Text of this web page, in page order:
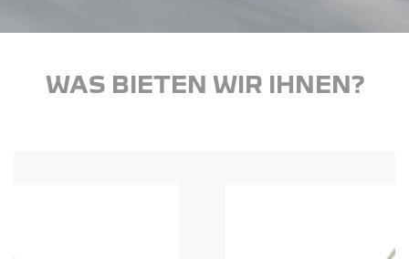
WAS BIETEN WIR IHNEN?